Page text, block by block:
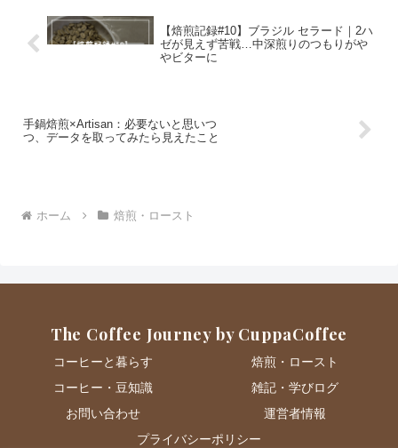
【焙煎記録#10】ブラジル セラード｜2ハ
ゼが見えず苦戦…中深煎りのつもりがや
やビターに
手鍋焙煎×Artisan：必要ないと思いつ
つ、データを取ってみたら見えたこと
ホーム 焙煎・ロースト
The Coffee Journey by CuppaCoffee
コーヒーと暮らす
焙煎・ロースト
コーヒー・豆知識
雑記・学びログ
お問い合わせ
運営者情報
プライバシーポリシー